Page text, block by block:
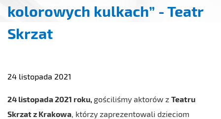
kolorowych kulkach” - Teatr
Skrzat
24 listopada 2021
24 listopada 2021 roku, gościliśmy aktorów z Teatru
Skrzat z Krakowa, którzy zaprezentowali dzieciom